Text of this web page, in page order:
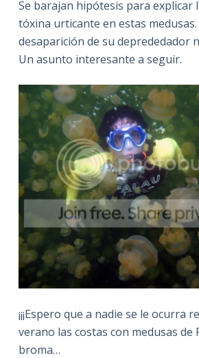
Se barajan hipótesis para explicar
tóxina urticante en estas
desaparición de su deprededador
Un asunto interesante a seguir.
¡¡¡Espero que a nadie se le ocurra
verano las costas con medusas de
broma…